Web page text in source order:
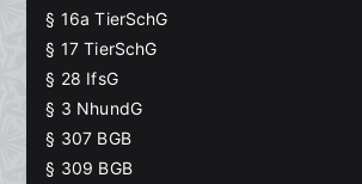
§ 16a TierSchG
§ 17 TierSchG
§ 28 IfsG
§ 3 NhundG
§ 307 BGB
§ 309 BGB